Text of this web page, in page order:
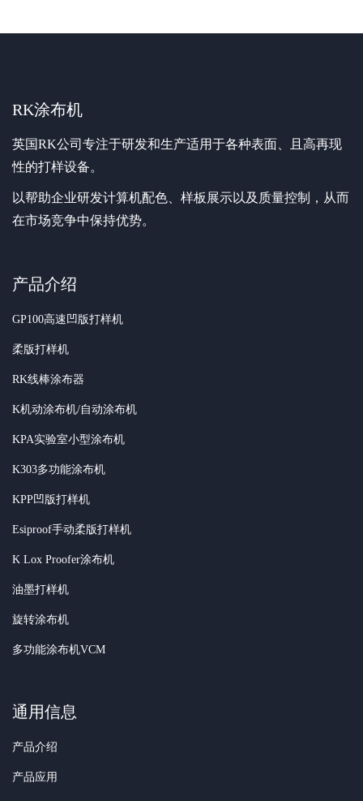
RK涂布机
英国RK公司专注于研发和生产适用于各种表面、且高再现
性的打样设备。
以帮助企业研发计算机配色、样板展示以及质量控制，从而
在市场竞争中保持优势。
产品介绍
GP100高速凹版打样机
柔版打样机
RK线棒涂布器
K机动涂布机/自动涂布机
KPA实验室小型涂布机
K303多功能涂布机
KPP凹版打样机
Esiproof手动柔版打样机
K Lox Proofer涂布机
油墨打样机
旋转涂布机
多功能涂布机VCM
通用信息
产品介绍
产品应用